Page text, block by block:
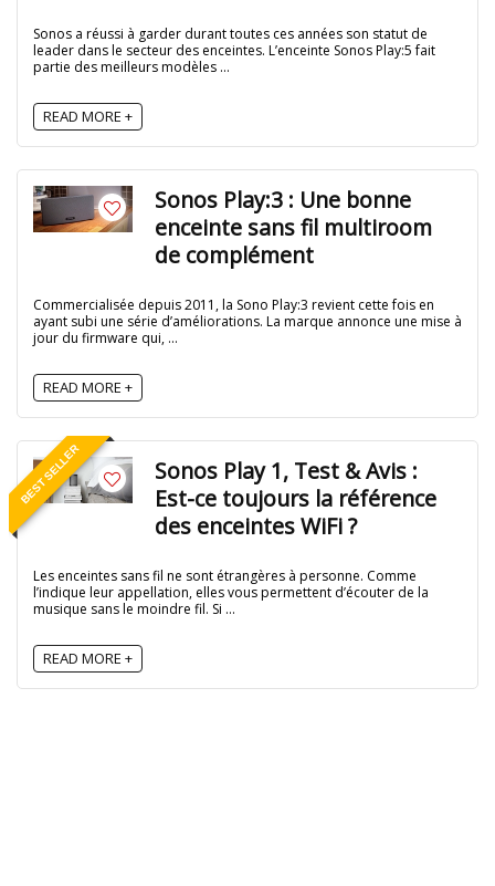
Sonos a réussi à garder durant toutes ces années son statut de
leader dans le secteur des enceintes. L’enceinte Sonos Play:5 fait
partie des meilleurs modèles ...
READ MORE +
Sonos Play:3 : Une bonne
enceinte sans fil multiroom
de complément
Commercialisée depuis 2011, la Sono Play:3 revient cette fois en
ayant subi une série d’améliorations. La marque annonce une mise à
jour du firmware qui, ...
READ MORE +
BEST SELLER
Sonos Play 1, Test & Avis :
Est-ce toujours la référence
des enceintes WiFi ?
Les enceintes sans fil ne sont étrangères à personne. Comme
l’indique leur appellation, elles vous permettent d’écouter de la
musique sans le moindre fil. Si ...
READ MORE +